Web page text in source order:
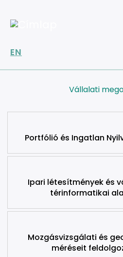
tartalomra
EN
Vállalati
Portfólió és Ingatlan
Ipari létesítmények és
térinformatikai
Mozgásvizsgálati és
méréseit